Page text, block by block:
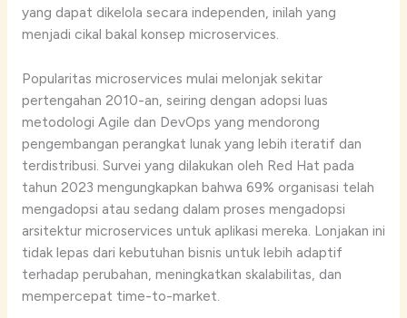
yang dapat dikelola secara independen, inilah yang
menjadi cikal bakal konsep microservices.
Popularitas microservices mulai melonjak sekitar
pertengahan 2010-an, seiring dengan adopsi luas
metodologi Agile dan DevOps yang mendorong
pengembangan perangkat lunak yang lebih iteratif dan
terdistribusi. Survei yang dilakukan oleh Red Hat pada
tahun 2023 mengungkapkan bahwa 69% organisasi telah
mengadopsi atau sedang dalam proses mengadopsi
arsitektur microservices untuk aplikasi mereka. Lonjakan ini
tidak lepas dari kebutuhan bisnis untuk lebih adaptif
terhadap perubahan, meningkatkan skalabilitas, dan
mempercepat time-to-market.